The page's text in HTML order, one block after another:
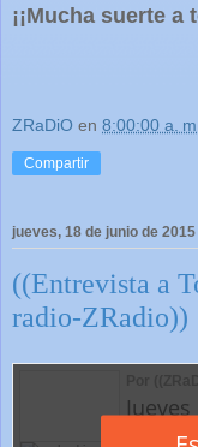
¡¡Mucha suerte a
ZRaDiO en 8:00:00 a. m.
Compartir
jueves, 18 de junio de 2015
((Entrevista a
radio-ZRadio))